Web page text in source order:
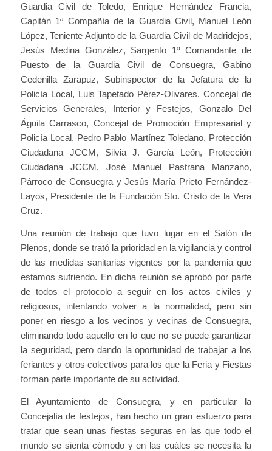
Guardia Civil de Toledo, Enrique Hernández Francia,
Capitán 1ª Compañía de la Guardia Civil, Manuel León
López, Teniente Adjunto de la Guardia Civil de Madridejos,
Jesús Medina González, Sargento 1º Comandante de
Puesto de la Guardia Civil de Consuegra, Gabino
Cedenilla Zarapuz, Subinspector de la Jefatura de la
Policía Local, Luis Tapetado Pérez-Olivares, Concejal de
Servicios Generales, Interior y Festejos, Gonzalo Del
Águila Carrasco, Concejal de Promoción Empresarial y
Policía Local, Pedro Pablo Martínez Toledano, Protección
Ciudadana JCCM, Silvia J. García León, Protección
Ciudadana JCCM, José Manuel Pastrana Manzano,
Párroco de Consuegra y Jesús María Prieto Fernández-
Layos, Presidente de la Fundación Sto. Cristo de la Vera
Cruz.
Una reunión de trabajo que tuvo lugar en el Salón de
Plenos, donde se trató la prioridad en la vigilancia y control
de las medidas sanitarias vigentes por la pandemia que
estamos sufriendo. En dicha reunión se aprobó por parte
de todos el protocolo a seguir en los actos civiles y
religiosos, intentando volver a la normalidad, pero sin
poner en riesgo a los vecinos y vecinas de Consuegra,
eliminando todo aquello en lo que no se puede garantizar
la seguridad, pero dando la oportunidad de trabajar a los
feriantes y otros colectivos para los que la Feria y Fiestas
forman parte importante de su actividad.
El Ayuntamiento de Consuegra, y en particular la
Concejalía de festejos, han hecho un gran esfuerzo para
tratar que sean unas fiestas seguras en las que todo el
mundo se sienta cómodo y en las cuáles se necesita la